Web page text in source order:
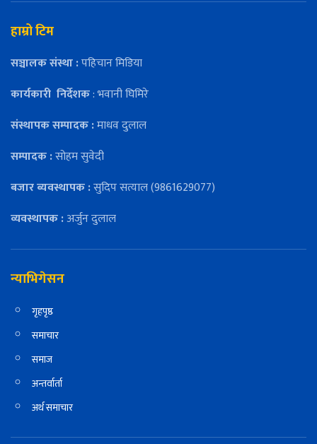
हाम्रो टिम
सञ्चालक संस्था :पहिचान मिडिया
कार्यकारी निर्देशक: भवानी घिमिरे
संस्थापक सम्पादक :माधव दुलाल
सम्पादक :सोहम सुवेदी
बजार ब्यवस्थापक :सुदिप सत्याल (9861629077)
व्यवस्थापक :अर्जुन दुलाल
न्याभिगेसन
गृहपृष्ठ
समाचार
समाज
अन्तर्वार्ता
अर्थ समाचार